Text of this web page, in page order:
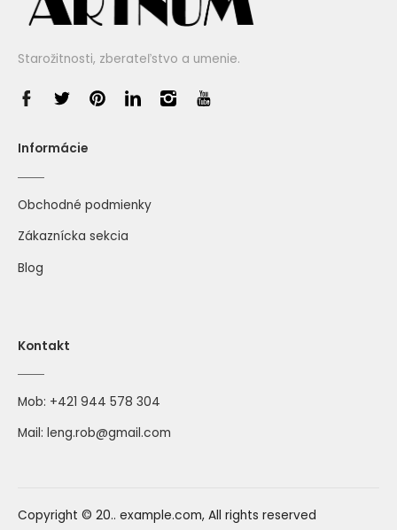
Starožitnosti, zberateľstvo a umenie.
Informácie
Obchodné podmienky
Zákaznícka sekcia
Blog
Kontakt
Mob: +421 944 578 304
Mail: leng.rob@gmail.com
Copyright © 20.. example.com, All rights reserved